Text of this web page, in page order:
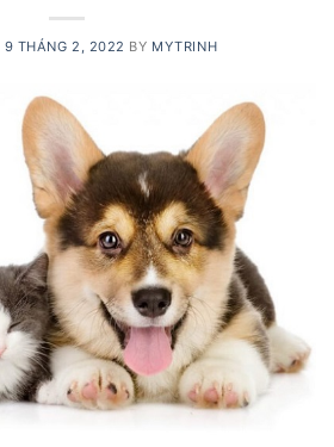
9 THÁNG 2, 2022 BY MYTRINH